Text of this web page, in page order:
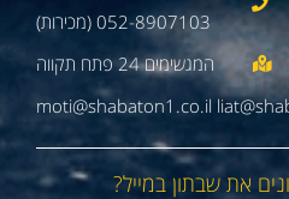
052-8907103 (מכירות)
moti@shabaton1.co.il
את שבתון במייל?